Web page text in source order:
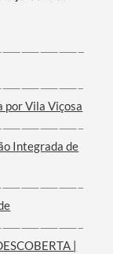
por Vila Viçosa
Integrada de
|